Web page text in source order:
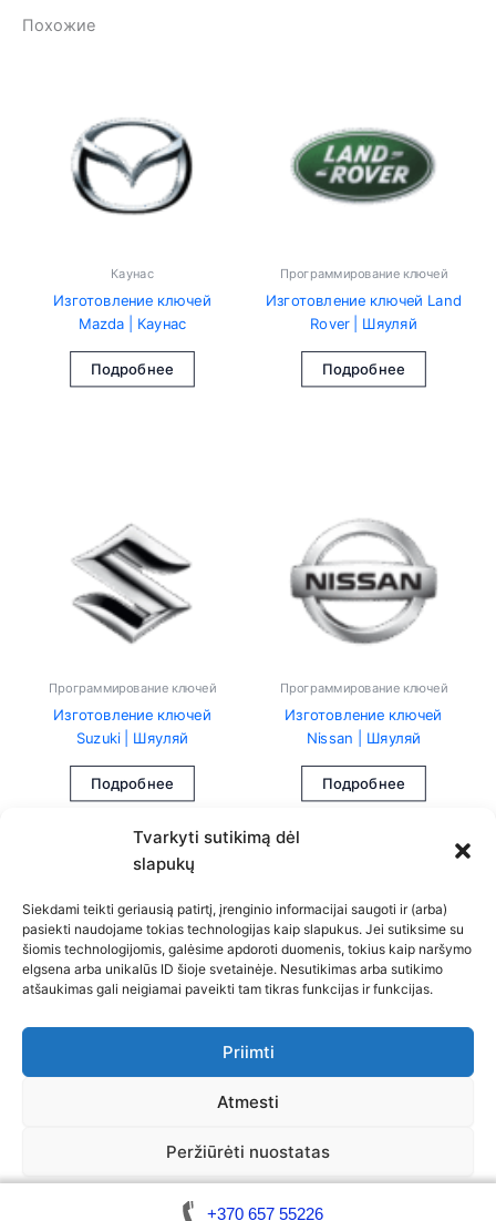
Tvarkyti sutikimą dėl
slapukų
Siekdami teikti geriausią patirtį, įrenginio informacijai saugoti ir (arba)
pasiekti naudojame tokias technologijas kaip slapukus. Jei sutiksime su
šiomis technologijomis, galėsime apdoroti duomenis, tokius kaip naršymo
elgsena arba unikalūs ID šioje svetainėje. Nesutikimas arba sutikimo
atšaukimas gali neigiamai paveikti tam tikras funkcijas ir funkcijas.
Priimti
Atmesti
Peržiūrėti nuostatas
Политика использования
Похожие
Каунас
Изготовление ключей
Mazda | Каунас
Подробнее
Программирование ключей
Изготовление ключей Land
Rover | Шяуляй
Подробнее
Программирование ключей
Изготовление ключей
Suzuki | Шяуляй
Подробнее
Программирование ключей
Изготовление ключей
Nissan | Шяуляй
Подробнее
Политика конфиденциальности
Ограничение ответственности
Общая контактная информация
Контакты
Авторские права © 2026 Вскрытие автомобилей /
Изготовление ключей
+370 657 55226